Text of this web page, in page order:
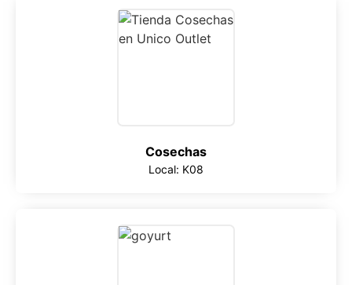
Cosechas
Local: K08